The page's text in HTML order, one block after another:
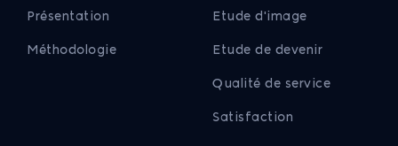
Présentation
Méthodologie
Etude d'image
Etude de devenir
Qualité de service
Satisfaction